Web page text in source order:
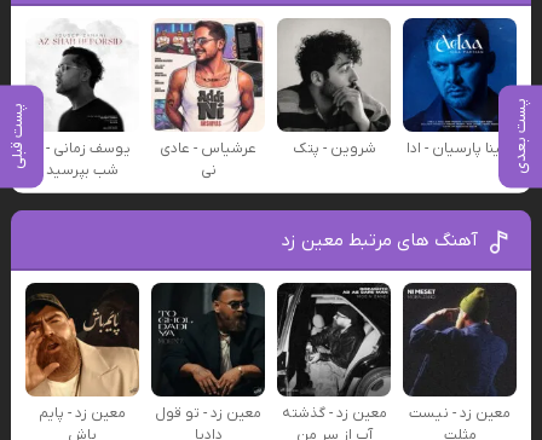
پست بعدی پست قبلی سینا پارسیان - ادا شروین - پتک
عرشیاس - عادی
نی
یوسف زمانی - از
شب بپرسید
آهنگ های مرتبط معین زد
معین زد - نیست
مثلت
معین زد - گذشته
آب از سر من
معین زد - تو قول
دادیا
معین زد - پایم
باش